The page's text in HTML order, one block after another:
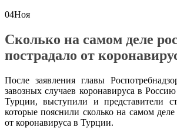
04Ноя
Сколько на самом деле
пострадало от
После заявления главы
завозных случаев коронавируса в
Турции, выступили и представители
которые пояснили сколько на самом
от коронавируса в Турции.